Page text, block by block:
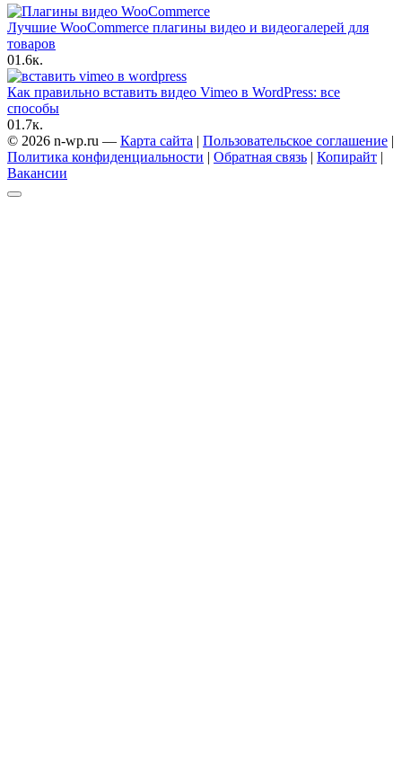
Лучшие WooCommerce плагины видео и видеогалерей для
товаров
01.6к.
Как правильно вставить видео Vimeo в WordPress: все
способы
01.7к.
© 2026 n-wp.ru — Карта сайта | Пользовательское соглашение |
Политика конфиденциальности | Обратная связь | Копирайт |
Вакансии